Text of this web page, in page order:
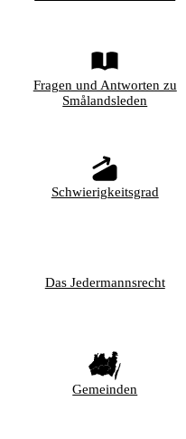
Fragen und Antworten zu
Smålandsleden
Schwierigkeitsgrad
Das Jedermannsrecht
Gemeinden